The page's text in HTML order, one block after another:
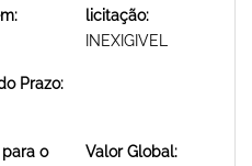
licitação:
INEXIGIVEL
Prazo:
o
Valor Global: